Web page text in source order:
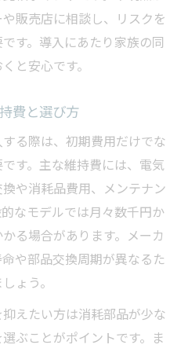
販売店に相談し、リスクを
す。導入にあたり家族の同
と安心です。
費と選び方
る際は、初期費用だけでな
す。主な維持費には、電気
や消耗品費用、メンテナン
なモデルでは月々数千円か
る場合があります。メーカ
や部品交換周期が異なるた
ょう。
えたい方は消耗部品が少な
ぶことがポイントです。ま